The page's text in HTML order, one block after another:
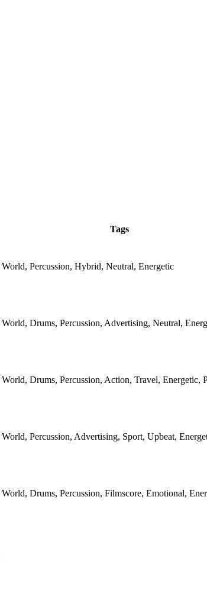
Tags
World, Percussion, Hybrid, Neutral, Energetic
World, Drums, Percussion, Advertising, Neutral,
World, Drums, Percussion, Action, Travel, Energetic,
World, Percussion, Advertising, Sport, Upbeat,
World, Drums, Percussion, Filmscore, Emotional,